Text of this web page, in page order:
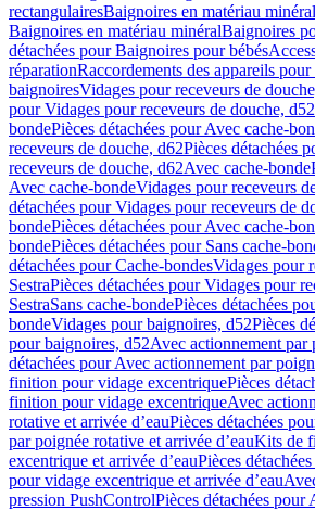
rectangulairesBaignoires en matériau minéral
Baignoires en matériau minéralBaignoires
détachées pour Baignoires pour bébés
réparationRaccordements des appareils pour
baignoiresVidages pour receveurs de
pour Vidages pour receveurs de douche, d52
bondePièces détachées pour Avec cache-
receveurs de douche, d62Pièces détachées
receveurs de douche, d62Avec cache-bonde
Avec cache-bondeVidages pour receveurs
détachées pour Vidages pour receveurs de
bondePièces détachées pour Avec cache-
bondePièces détachées pour Sans cache-
détachées pour Cache-bondesVidages pour
SestraPièces détachées pour Vidages pour
SestraSans cache-bondePièces détachées
bondeVidages pour baignoires, d52Pièces
pour baignoires, d52Avec actionnement par
détachées pour Avec actionnement par
finition pour vidage excentriquePièces
finition pour vidage excentriqueAvec
rotative et arrivée d’eauPièces détachées
par poignée rotative et arrivée d’eauKits de
excentrique et arrivée d’eauPièces
pour vidage excentrique et arrivée d’eau
pression PushControlPièces détachées pour